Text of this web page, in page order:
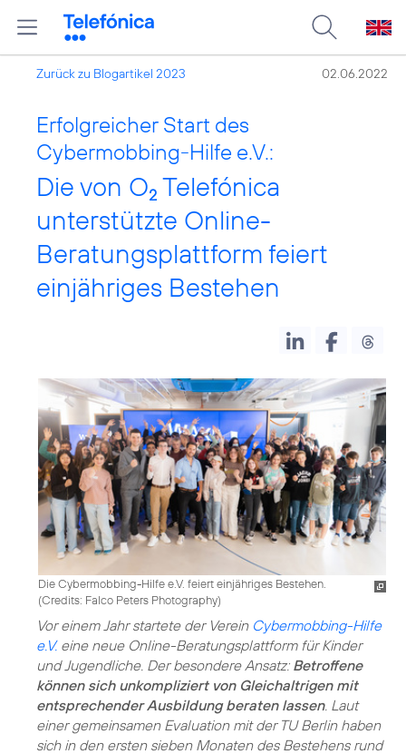
Zurück zu Blogartikel 2023 02.06.2022
Erfolgreicher Start des
Cybermobbing-Hilfe e.V.:
Die von O2 Telefónica
unterstützte Online-
Beratungsplattform feiert
einjähriges Bestehen
Die Cybermobbing-Hilfe e.V. feiert einjähriges Bestehen.
(Credits: Falco Peters Photography)
Vor einem Jahr startete der Verein Cybermobbing-Hilfe
e.V.eine neue Online-Beratungsplattform für Kinder
und Jugendliche. Der besondere Ansatz: Betroffene
können sich unkompliziert von Gleichaltrigen mit
entsprechender Ausbildung beraten lassen. Laut
einer gemeinsamen Evaluation mit der TU Berlin haben
sich in den ersten sieben Monaten des Bestehens rund